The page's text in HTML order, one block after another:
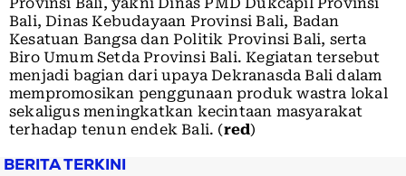
Provinsi Bali, yakni Dinas PMD Dukcapil Provinsi
Bali, Dinas Kebudayaan Provinsi Bali, Badan
Kesatuan Bangsa dan Politik Provinsi Bali, serta
Biro Umum Setda Provinsi Bali. Kegiatan tersebut
menjadi bagian dari upaya Dekranasda Bali dalam
mempromosikan penggunaan produk wastra lokal
sekaligus meningkatkan kecintaan masyarakat
terhadap tenun endek Bali. (red)
BERITA TERKINI